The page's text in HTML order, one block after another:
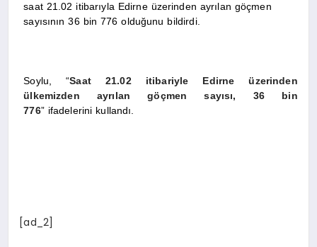
TEKNOLOJI
saat 21.02 itibarıyla Edirne üzerinden ayrılan göçmen
sayısının 36 bin 776 olduğunu bildirdi.
Soylu, “Saat 21.02 itibariyle Edirne üzerinden
ülkemizden ayrılan göçmen sayısı, 36 bin
776” ifadelerini kullandı.
[ad_2]